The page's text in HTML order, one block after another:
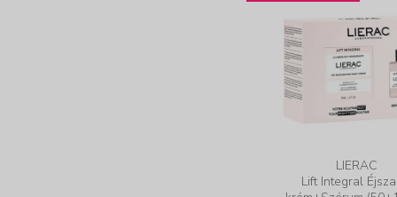
LIERAC
Lift Integral